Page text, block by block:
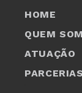
HOME
QUEM
ATUAÇÃO
PARCERIAS